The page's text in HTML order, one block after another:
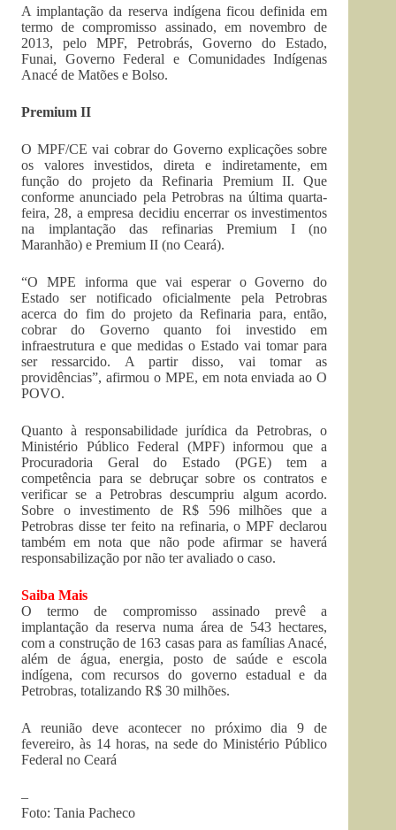
A implantação da reserva indígena ficou definida em
termo de compromisso assinado, em novembro de
2013, pelo MPF, Petrobrás, Governo do Estado,
Funai, Governo Federal e Comunidades Indígenas
Anacé de Matões e Bolso.
Premium II
O MPF/CE vai cobrar do Governo explicações sobre
os valores investidos, direta e indiretamente, em
função do projeto da Refinaria Premium II. Que
conforme anunciado pela Petrobras na última quarta-
feira, 28, a empresa decidiu encerrar os investimentos
na implantação das refinarias Premium I (no
Maranhão) e Premium II (no Ceará).
“O MPE informa que vai esperar o Governo do
Estado ser notificado oficialmente pela Petrobras
acerca do fim do projeto da Refinaria para, então,
cobrar do Governo quanto foi investido em
infraestrutura e que medidas o Estado vai tomar para
ser ressarcido. A partir disso, vai tomar as
providências”, afirmou o MPE, em nota enviada ao O
POVO.
Quanto à responsabilidade jurídica da Petrobras, o
Ministério Público Federal (MPF) informou que a
Procuradoria Geral do Estado (PGE) tem a
competência para se debruçar sobre os contratos e
verificar se a Petrobras descumpriu algum acordo.
Sobre o investimento de R$ 596 milhões que a
Petrobras disse ter feito na refinaria, o MPF declarou
também em nota que não pode afirmar se haverá
responsabilização por não ter avaliado o caso.
Saiba Mais
O termo de compromisso assinado prevê a
implantação da reserva numa área de 543 hectares,
com a construção de 163 casas para as famílias Anacé,
além de água, energia, posto de saúde e escola
indígena, com recursos do governo estadual e da
Petrobras, totalizando R$ 30 milhões.
A reunião deve acontecer no próximo dia 9 de
fevereiro, às 14 horas, na sede do Ministério Público
Federal no Ceará
–
Foto: Tania Pacheco